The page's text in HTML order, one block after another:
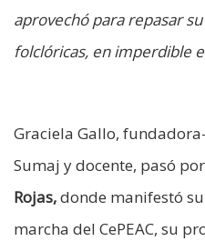
aprovechó para repasar
folclóricas, en imperdible
Graciela Gallo,
Sumaj y docente, pasó
Rojas,donde manifestó
marcha del CePEAC, su